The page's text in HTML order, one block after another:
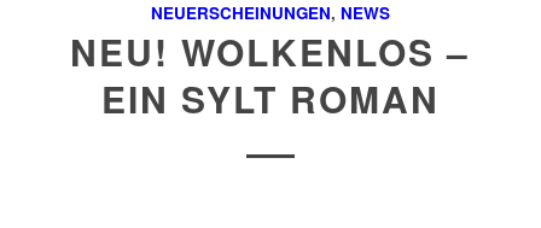
NEUERSCHEINUNGEN, NEWS
NEU! WOLKENLOS –
EIN SYLT ROMAN